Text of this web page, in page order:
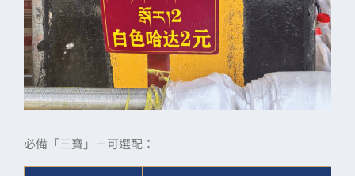
必備「三寶」＋可選配：